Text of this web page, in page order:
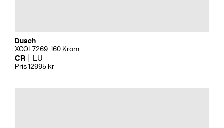
Dusch
XCOL7269-160 Krom
CR LU
Pris 12995 kr